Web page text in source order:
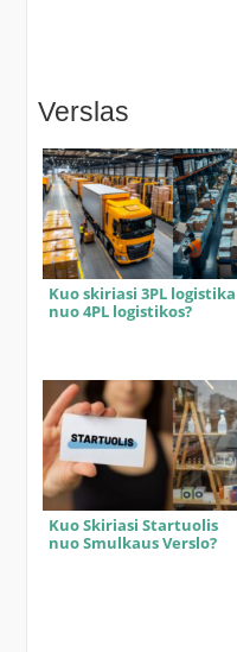
Verslas
Kuo skiriasi 3PL logistika
nuo 4PL logistikos?
Kuo Skiriasi Startuolis
nuo Smulkaus Verslo?